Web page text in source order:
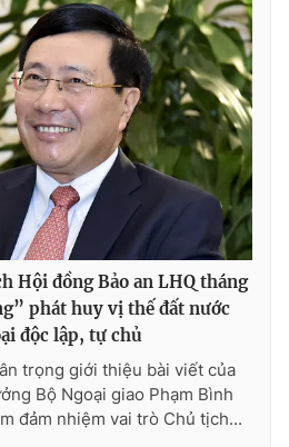
Shorts video
VTV Thể thao
Bất động sản
Tấm lòng Việt
Vươn mình bằng AI
VTV8
Hội đồng Bảo an LHQ tháng
phát huy vị thế đất nước
độc lập, tự chủ
trọng giới thiệu bài viết của
Bộ Ngoại giao Phạm Bình
đảm nhiệm vai trò Chủ tịch...